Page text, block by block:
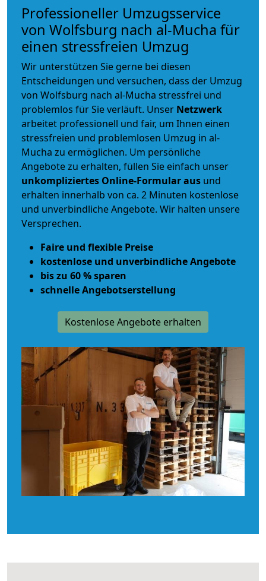
Professioneller Umzugsservice
von Wolfsburg nach al-Mucha für
einen stressfreien Umzug
Wir unterstützen Sie gerne bei diesen
Entscheidungen und versuchen, dass der Umzug
von Wolfsburg nach al-Mucha stressfrei und
problemlos für Sie verläuft. Unser Netzwerk
arbeitet professionell und fair, um Ihnen einen
stressfreien und problemlosen Umzug in al-
Mucha zu ermöglichen. Um persönliche
Angebote zu erhalten, füllen Sie einfach unser
unkompliziertes Online-Formular aus und
erhalten innerhalb von ca. 2 Minuten kostenlose
und unverbindliche Angebote. Wir halten unsere
Versprechen.
Faire und flexible Preise
kostenlose und unverbindliche Angebote
bis zu 60 % sparen
schnelle Angebotserstellung
Kostenlose Angebote erhalten